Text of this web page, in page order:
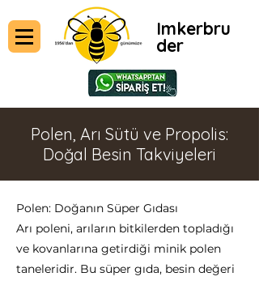
Imkerbru
der
Polen, Arı Sütü ve Propolis:
Doğal Besin Takviyeleri
Polen: Doğanın Süper Gıdası
Arı poleni, arıların bitkilerden topladığı
ve kovanlarına getirdiği minik polen
taneleridir. Bu süper gıda, besin değeri